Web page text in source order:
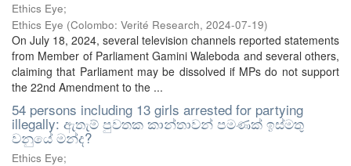
Ethics Eye;
Ethics Eye (Colombo: Verité Research, 2024-07-19)
On July 18, 2024, several television channels reported statements
from Member of Parliament Gamini Waleboda and several others,
claiming that Parliament may be dissolved if MPs do not support
the 22nd Amendment to the ...
54 persons including 13 girls arrested for partying
illegally: ඇතැම් පුවතක කාන්තාවන් පමණක් ඉස්මතු
වනුයේ මන්ද?
Ethics Eye;